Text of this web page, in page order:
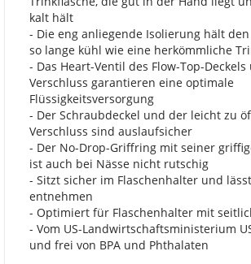
kalt hält
- Die eng anliegende Isolierung hält
so lange kühl wie eine herkömmliche
- Das Heart-Ventil des Flow-Top-
Verschluss garantieren eine optimale
Flüssigkeitsversorgung
- Der Schraubdeckel und der leicht zu
Verschluss sind auslaufsicher
- Der No-Drop-Griffring mit seiner
ist auch bei Nässe nicht rutschig
- Sitzt sicher im Flaschenhalter und
entnehmen
- Optimiert für Flaschenhalter mit
- Vom US-Landwirtschaftsministerium
und frei von BPA und Phthalaten